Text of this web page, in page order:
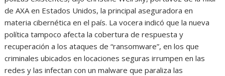
de AXA en Estados Unidos, la principal aseguradora en
materia cibernética en el país. La vocera indicó que la nueva
política tampoco afecta la cobertura de respuesta y
recuperación a los ataques de “ransomware”, en los que
criminales ubicados en locaciones seguras irrumpen en las
redes y las infectan con un malware que paraliza las